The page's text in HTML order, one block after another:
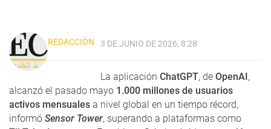
REDACCIÓN 3 DE JUNIO DE 2026, 8:28
La aplicación ChatGPT, de OpenAI,
alcanzó el pasado mayo 1.000 millones de usuarios
activos mensuales a nivel global en un tiempo récord,
informó Sensor Tower, superando a plataformas como